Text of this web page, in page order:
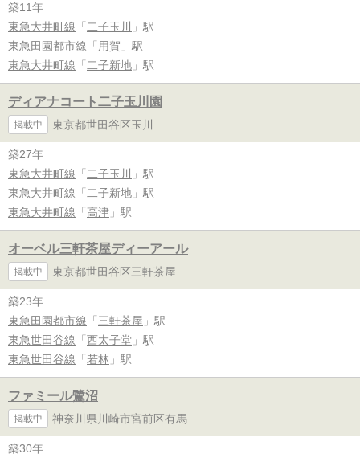
築11年
東急大井町線 「 二子玉川
」駅
東急田園都市線 「 用賀 」駅
東急大井町線 「 二子新地 」駅
ディアナコート二子玉川園
掲載中 東京都世田谷区玉川
築27年
東急大井町線 「 二子玉川
」駅
東急大井町線 「 二子新地 」駅
東急大井町線 「 高津 」駅
オーベル三軒茶屋ディーアール
掲載中 東京都世田谷区三軒茶屋
築23年
東急田園都市線 「 三軒茶屋 」駅
東急世田谷線 「 西太子堂 」駅
東急世田谷線 「 若林 」駅
ファミール鷺沼
掲載中 神奈川県川崎市宮前区有馬
築30年